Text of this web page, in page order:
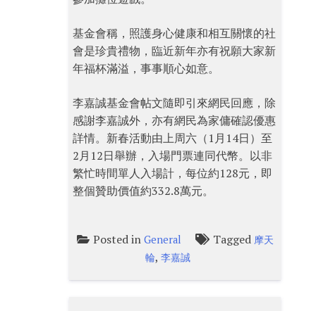
基金會稱，照護身心健康和相互關懷的社
會是珍貴禮物，臨近新年亦有祝願大家新
年福杯滿溢，事事順心如意。
李嘉誠基金會帖文隨即引來網民回應，除
感謝李嘉誠外，亦有網民為家傭確認優惠
詳情。新春活動由上周六（1月14日）至
2月12日舉辦，入場門票連同代幣。以非
繁忙時間單人入場計，每位約128元，即
整個贊助價值約332.8萬元。
Posted in General Tagged 摩天
輪,李嘉誠